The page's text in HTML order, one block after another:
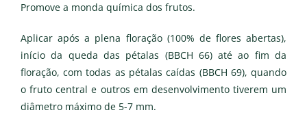
Promove a monda química dos frutos.
Aplicar após a plena floração (100% de flores abertas),
início da queda das pétalas (BBCH 66) até ao fim da
floração, com todas as pétalas caídas (BBCH 69), quando
o fruto central e outros em desenvolvimento tiverem um
diâmetro máximo de 5-7 mm.